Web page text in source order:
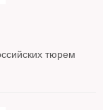
тюрем